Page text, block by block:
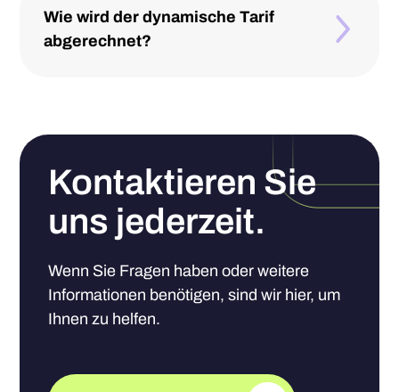
Wie wird der dynamische Tarif
abgerechnet?
Kontaktieren Sie
uns jederzeit.
Wenn Sie Fragen haben oder weitere
Informationen benötigen, sind wir hier, um
Ihnen zu helfen.